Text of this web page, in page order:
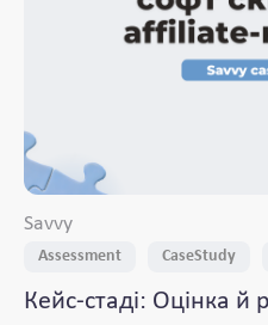
Savvy
Assessment CaseStudy
Кейс-стаді: Оцінка й